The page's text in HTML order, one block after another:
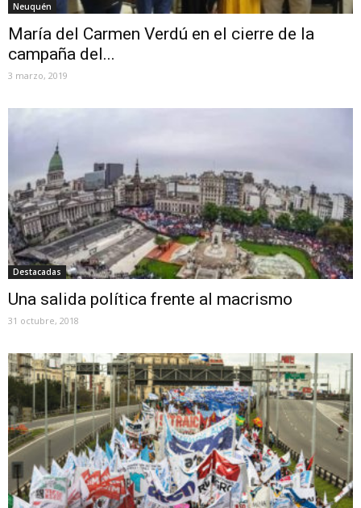
Neuquén
María del Carmen Verdú en el cierre de la
campaña del...
3 marzo, 2019
Destacadas
Una salida política frente al macrismo
31 octubre, 2018